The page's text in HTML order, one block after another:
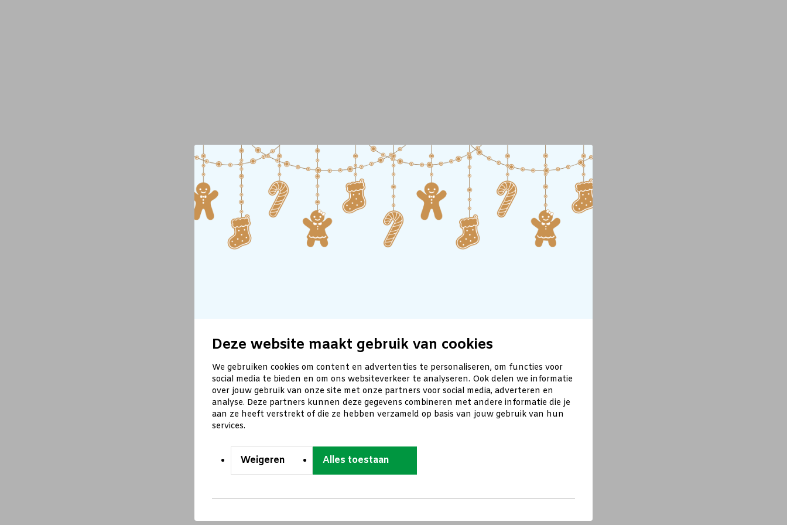
Deze website maakt gebruik van cookies
We gebruiken cookies om content en advertenties te personaliseren, om functies voor
social media te bieden en om ons websiteverkeer te analyseren. Ook delen we informatie
over jouw gebruik van onze site met onze partners voor social media, adverteren en
analyse. Deze partners kunnen deze gegevens combineren met andere informatie die je
aan ze heeft verstrekt of die ze hebben verzameld op basis van jouw gebruik van hun
services.
Weigeren Alles toestaan